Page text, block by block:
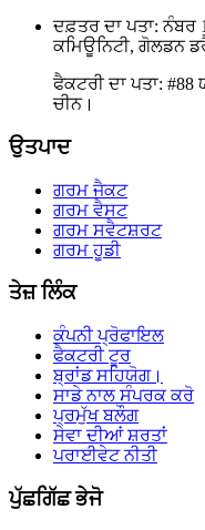
ਦਫ਼ਤਰ ਦਾ ਪਤਾ:
ਕਮਿਊਨਿਟੀ, ਗੋਲਡਨ
ਫੈਕਟਰੀ ਦਾ ਪਤਾ:
ਚੀਨ।
ਉਤਪਾਦ
ਗਰਮ ਜੈਕਟ
ਗਰਮ ਵੈਸਟ
ਗਰਮ ਸਵੈਟਸ਼ਰਟ
ਗਰਮ ਹੂਡੀ
ਤੇਜ਼ ਲਿੰਕ
ਕੰਪਨੀ ਪ੍ਰੋਫਾਇਲ
ਫੈਕਟਰੀ ਟੂਰ
ਬ੍ਰਾਂਡ ਸਹਿਯੋਗ।
ਸਾਡੇ ਨਾਲ ਸੰਪਰਕ ਕਰੋ
ਪ੍ਰਮੁੱਖ ਬਲੌਗ
ਸੇਵਾ ਦੀਆਂ ਸ਼ਰਤਾਂ
ਪਰਾਈਵੇਟ ਨੀਤੀ
ਪੁੱਛਗਿੱਛ ਭੇਜੋ